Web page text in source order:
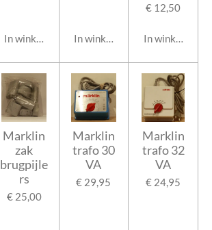
In winkelwagen In winkelwagen
€ 12,50
In
Marklin
zak
brugpijle
rs
€ 25,00
Marklin
trafo 30
VA
€ 29,95
Marklin
trafo 32
VA
€ 24,95